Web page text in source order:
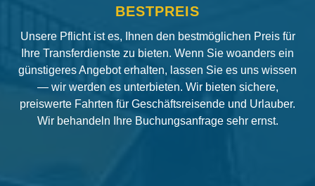
BESTPREIS
Unsere Pflicht ist es, Ihnen den bestmöglichen Preis für
Ihre Transferdienste zu bieten. Wenn Sie woanders ein
günstigeres Angebot erhalten, lassen Sie es uns wissen
— wir werden es unterbieten. Wir bieten sichere,
preiswerte Fahrten für Geschäftsreisende und Urlauber.
Wir behandeln Ihre Buchungsanfrage sehr ernst.